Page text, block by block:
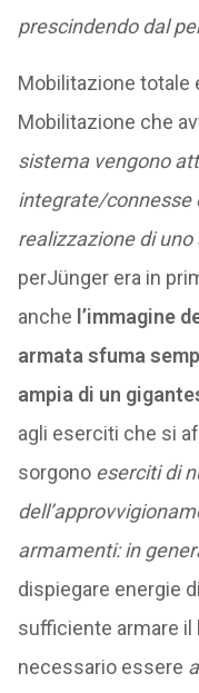
prescindendo dal
Mobilitazione totale
Mobilitazione che
sistema vengono
integrate/connesse
realizzazione di uno
perJünger era in
anche l’immagine
armata sfuma
ampia di un
agli eserciti che si
sorgono eserciti di
armamenti: in
dispiegare energie
sufficiente armare il
necessario essere